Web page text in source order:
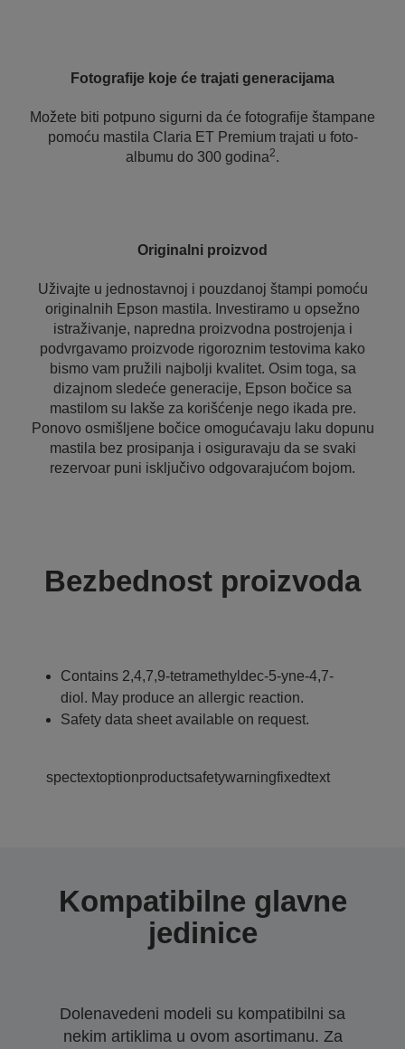
Fotografije koje će trajati generacijama
Možete biti potpuno sigurni da će fotografije štampane
pomoću mastila Claria ET Premium trajati u foto-
albumu do 300 godina2.
Originalni proizvod
Uživajte u jednostavnoj i pouzdanoj štampi pomoću
originalnih Epson mastila. Investiramo u opsežno
istraživanje, napredna proizvodna postrojenja i
podvrgavamo proizvode rigoroznim testovima kako
bismo vam pružili najbolji kvalitet. Osim toga, sa
dizajnom sledeće generacije, Epson bočice sa
mastilom su lakše za korišćenje nego ikada pre.
Ponovo osmišljene bočice omogućavaju laku dopunu
mastila bez prosipanja i osiguravaju da se svaki
rezervoar puni isključivo odgovarajućom bojom.
Bezbednost proizvoda
Contains 2,4,7,9-tetramethyldec-5-yne-4,7-
diol. May produce an allergic reaction.
Safety data sheet available on request.
spectextoptionproductsafetywarningfixedtext
Kompatibilne glavne
jedinice
Dolenavedeni modeli su kompatibilni sa
nekim artiklima u ovom asortimanu. Za